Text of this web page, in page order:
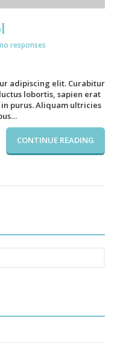
no responses
adipiscing elit. Curabitur
lobortis, sapien erat
purus. Aliquam ultricies
CONTINUE READING